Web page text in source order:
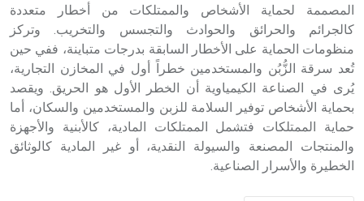
- هل تعلم أن أبجر Abgar اسم معروف جيداً يعود إلى عدد من
الملوك الذين حكموا مدينة إديسا (الرها) من أبجر الأول وحتى
التاسع، وهم ينتسبون إلى أسرة أوسروين
- هل تعلم أن الأبجدية الكنعانية تتألف من /22/ علامة كتابية
sign تكتب منفصلة غير متصلة، وتعتمد المبدأ الأكوروفوني،
حيث تقتصر القيمة الصوتية للعلامة الك
المصممة لحماية الأشخاص والممتلكات من أخطار متعددة
كالجرائم والحرائق والحوادث والتجسس والتخريب. وتركز
منظومات الحماية على الأخطار السابقة بدرجات متباينة، ففي حين
تُعد سرقة الزُّبُن والمستخدمين خطراً أول في المخازن التجارية،
يُرى في الصناعة الكيمياوية أن الخطر الأول هو الحريق. ويقصد
بحماية الأشخاص توفير السلامة للزبن والمستخدمين والسكان، أما
حماية الممتلكات فتشمل الممتلكات المادية، كالأبنية والأجهزة
والمنتجات المصنعة والسيولة النقدية، أو غير المادية كالوثائق
الخطيرة والأسرار الصناعية.